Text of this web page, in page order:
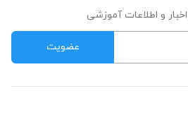
و اطلاعات آموزشی